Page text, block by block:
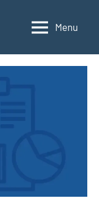
Menu